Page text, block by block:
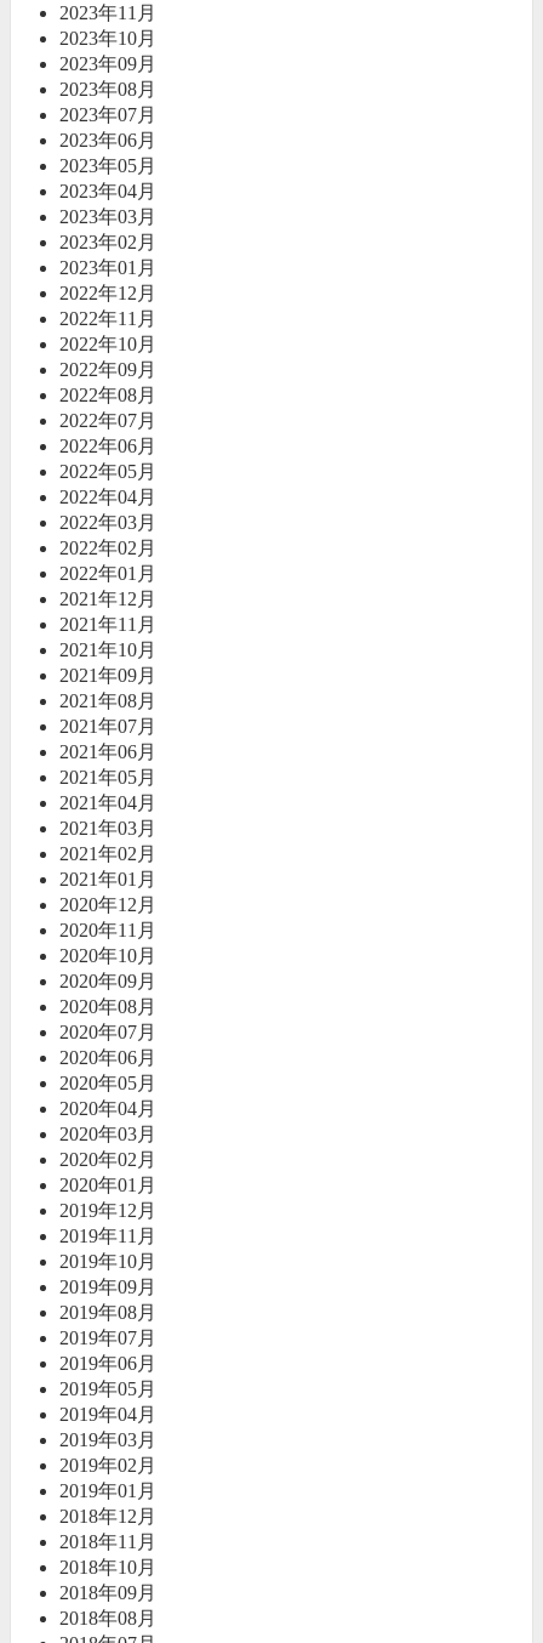
2023年11月
2023年10月
2023年09月
2023年08月
2023年07月
2023年06月
2023年05月
2023年04月
2023年03月
2023年02月
2023年01月
2022年12月
2022年11月
2022年10月
2022年09月
2022年08月
2022年07月
2022年06月
2022年05月
2022年04月
2022年03月
2022年02月
2022年01月
2021年12月
2021年11月
2021年10月
2021年09月
2021年08月
2021年07月
2021年06月
2021年05月
2021年04月
2021年03月
2021年02月
2021年01月
2020年12月
2020年11月
2020年10月
2020年09月
2020年08月
2020年07月
2020年06月
2020年05月
2020年04月
2020年03月
2020年02月
2020年01月
2019年12月
2019年11月
2019年10月
2019年09月
2019年08月
2019年07月
2019年06月
2019年05月
2019年04月
2019年03月
2019年02月
2019年01月
2018年12月
2018年11月
2018年10月
2018年09月
2018年08月